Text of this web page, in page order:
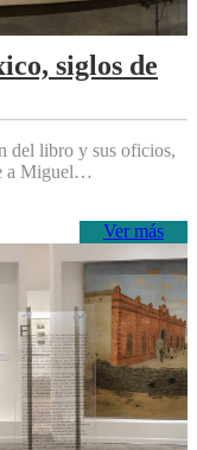
siglos de
del libro y sus oficios,
a Miguel…
Ver más